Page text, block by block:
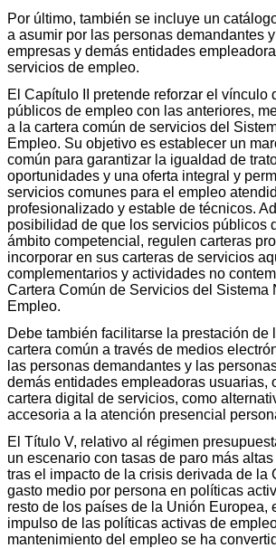
Por último, también se incluye un
a asumir por las personas demandantes
empresas y demás entidades
servicios de empleo.
El Capítulo II pretende reforzar el vínculo
públicos de empleo con las anteriores,
a la cartera común de servicios del
Empleo. Su objetivo es establecer un
común para garantizar la igualdad de
oportunidades y una oferta integral y
servicios comunes para el empleo
profesionalizado y estable de técnicos.
posibilidad de que los servicios públicos
ámbito competencial, regulen carteras
incorporar en sus carteras de servicios
complementarios y actividades no
Cartera Común de Servicios del Sistema
Empleo.
Debe también facilitarse la prestación de
cartera común a través de medios
las personas demandantes y las
demás entidades empleadoras usuarias,
cartera digital de servicios, como
accesoria a la atención presencial
El Título V, relativo al régimen
un escenario con tasas de paro más
tras el impacto de la crisis derivada de la
gasto medio por persona en políticas
resto de los países de la Unión Europea,
impulso de las políticas activas de
mantenimiento del empleo se ha